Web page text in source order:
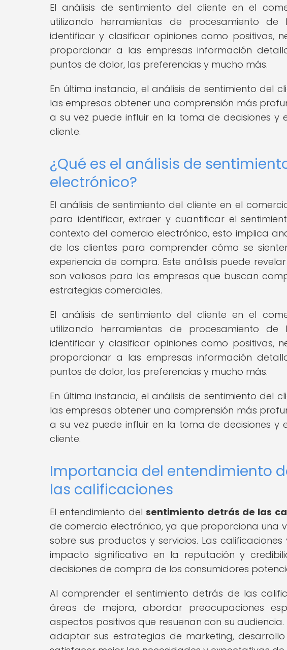
El análisis de sentimiento del cliente en el
utilizando herramientas de procesamiento
identificar y clasificar opiniones como positivas,
proporcionar a las empresas información
puntos de dolor, las preferencias y mucho más.
En última instancia, el análisis de sentimiento del
las empresas obtener una comprensión más
a su vez puede influir en la toma de decisiones
cliente.
¿Qué es el análisis de
electrónico?
El análisis de sentimiento del cliente en el
para identificar, extraer y cuantificar el
contexto del comercio electrónico, esto implica
de los clientes para comprender cómo se
experiencia de compra. Este análisis puede
son valiosos para las empresas que buscan
estrategias comerciales.
El análisis de sentimiento del cliente en el
utilizando herramientas de procesamiento
identificar y clasificar opiniones como positivas,
proporcionar a las empresas información
puntos de dolor, las preferencias y mucho más.
En última instancia, el análisis de sentimiento del
las empresas obtener una comprensión más
a su vez puede influir en la toma de decisiones
cliente.
Importancia del entendimiento
las calificaciones
El entendimiento delsentimiento detrás de las
de comercio electrónico, ya que proporciona una
sobre sus productos y servicios. Las
impacto significativo en la reputación y
decisiones de compra de los consumidores
Al comprender el sentimiento detrás de las
áreas de mejora, abordar preocupaciones
aspectos positivos que resuenan con su
adaptar sus estrategias de marketing,